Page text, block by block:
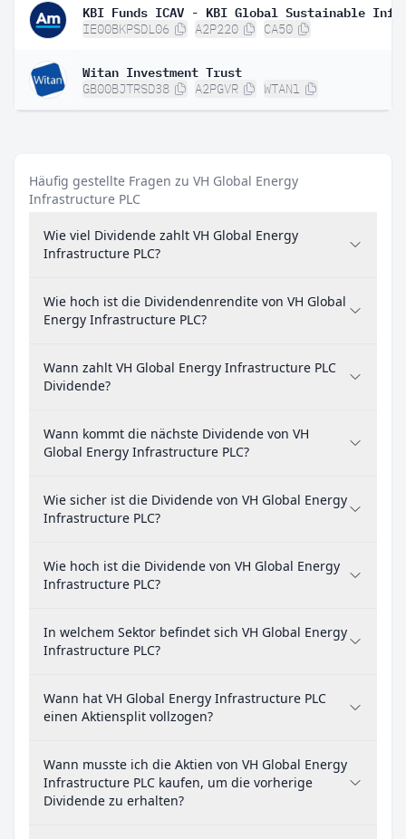
IE00BKPSDL06 A2P220 CA50
Witan Investment Trust
GB00BJTRSD38 A2PGVR WTANl
Häufig gestellte Fragen zu VH Global Energy
Infrastructure PLC
Wie viel Dividende zahlt VH Global Energy
Infrastructure PLC?
Wie hoch ist die Dividendenrendite von VH Global
Energy Infrastructure PLC?
Wann zahlt VH Global Energy Infrastructure PLC
Dividende?
Wann kommt die nächste Dividende von VH
Global Energy Infrastructure PLC?
Wie sicher ist die Dividende von VH Global Energy
Infrastructure PLC?
Wie hoch ist die Dividende von VH Global Energy
Infrastructure PLC?
In welchem Sektor befindet sich VH Global Energy
Infrastructure PLC?
Wann hat VH Global Energy Infrastructure PLC
einen Aktiensplit vollzogen?
Wann musste ich die Aktien von VH Global Energy
Infrastructure PLC kaufen, um die vorherige
Dividende zu erhalten?